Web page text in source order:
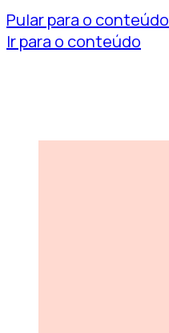
Pular para o conteúdo
Ir para o conteúdo